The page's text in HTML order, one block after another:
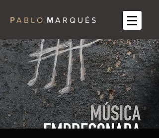
PA B L O M A R Q U É S